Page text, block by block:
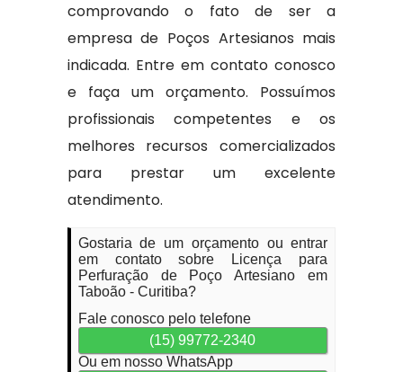
comprovando o fato de ser a
empresa de Poços Artesianos mais
indicada. Entre em contato conosco
e faça um orçamento. Possuímos
profissionais competentes e os
melhores recursos comercializados
para prestar um excelente
atendimento.
Gostaria de um orçamento ou entrar
em contato sobre Licença para
Perfuração de Poço Artesiano em
Taboão - Curitiba?
Fale conosco pelo telefone
(15) 99772-2340
Ou em nosso WhatsApp